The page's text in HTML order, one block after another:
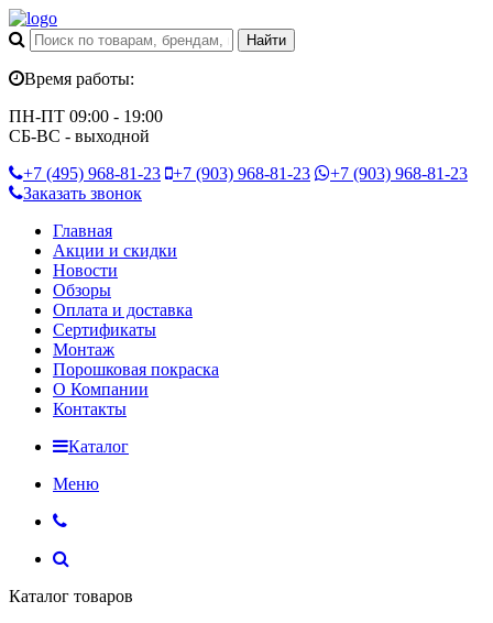
Время работы:
ПН-ПТ 09:00 - 19:00
СБ-ВС - выходной
+7 (495) 968-81-23 +7 (903) 968-81-23 +7 (903) 968-81-23
Заказать звонок
Главная
Акции и скидки
Новости
Обзоры
Оплата и доставка
Сертификаты
Монтаж
Порошковая покраска
О Компании
Контакты
Каталог
Меню
Каталог товаров